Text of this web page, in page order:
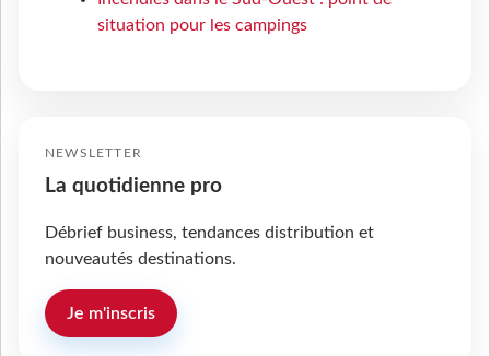
situation pour les campings
NEWSLETTER
La quotidienne pro
Débrief business, tendances distribution et
nouveautés destinations.
Je m'inscris